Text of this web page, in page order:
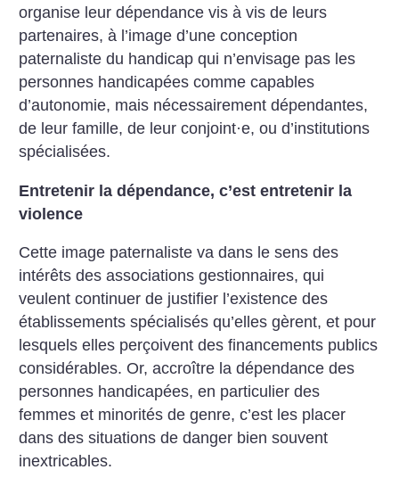
organise leur dépendance vis à vis de leurs
partenaires, à l’image d’une conception
paternaliste du handicap qui n’envisage pas les
personnes handicapées comme capables
d’autonomie, mais nécessairement dépendantes,
de leur famille, de leur conjoint·e, ou d’institutions
spécialisées.
Entretenir la dépendance, c’est entretenir la
violence
Cette image paternaliste va dans le sens des
intérêts des associations gestionnaires, qui
veulent continuer de justifier l’existence des
établissements spécialisés qu’elles gèrent, et pour
lesquels elles perçoivent des financements publics
considérables. Or, accroître la dépendance des
personnes handicapées, en particulier des
femmes et minorités de genre, c’est les placer
dans des situations de danger bien souvent
inextricables.